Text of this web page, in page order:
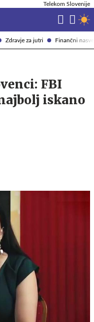
Zdravje za jutri Finančni
Telekom Slovenije
FBI
iskano